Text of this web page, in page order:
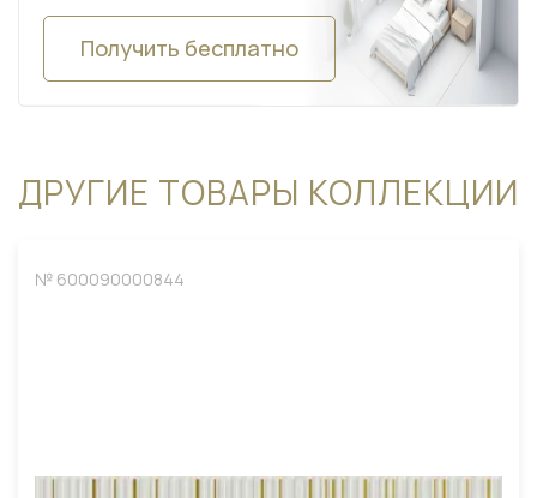
Получить бесплатно
ДРУГИЕ ТОВАРЫ КОЛЛЕКЦИИ
№ 600090000844